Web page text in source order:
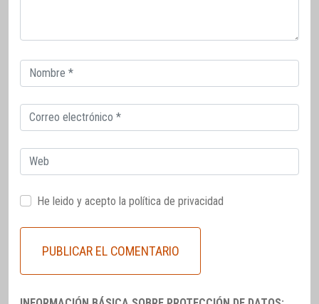
Correo
electrónico
Correo
electrónico
Web
He leido y acepto la política de privacidad